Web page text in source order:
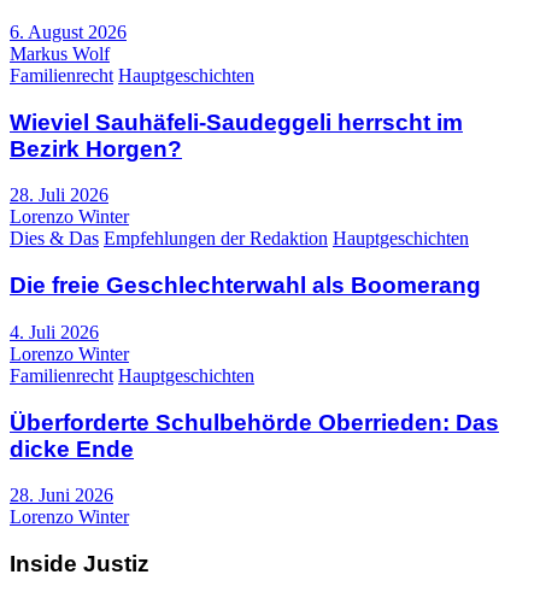
6. August 2026
Markus Wolf
Familienrecht Hauptgeschichten
Wieviel Sauhäfeli-Saudeggeli herrscht im
Bezirk Horgen?
28. Juli 2026
Lorenzo Winter
Dies & Das Empfehlungen der Redaktion Hauptgeschichten
Die freie Geschlechterwahl als Boomerang
4. Juli 2026
Lorenzo Winter
Familienrecht Hauptgeschichten
Überforderte Schulbehörde Oberrieden: Das
dicke Ende
28. Juni 2026
Lorenzo Winter
Inside Justiz